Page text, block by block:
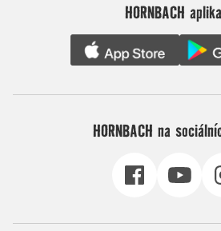
HORNBACH
HORNBACH na